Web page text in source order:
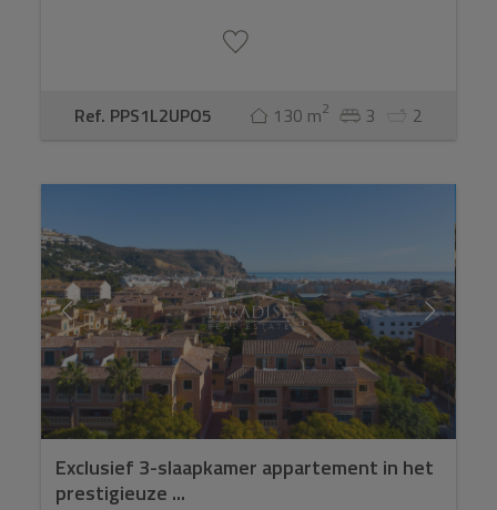
Ref. PPS1L2UPO5 130 m2 3 2
Exclusief 3-slaapkamer appartement in het
prestigieuze ...